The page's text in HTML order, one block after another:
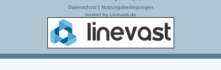
Datenschutz|
Nutzungsbedingungen
hosted by Linevast.de